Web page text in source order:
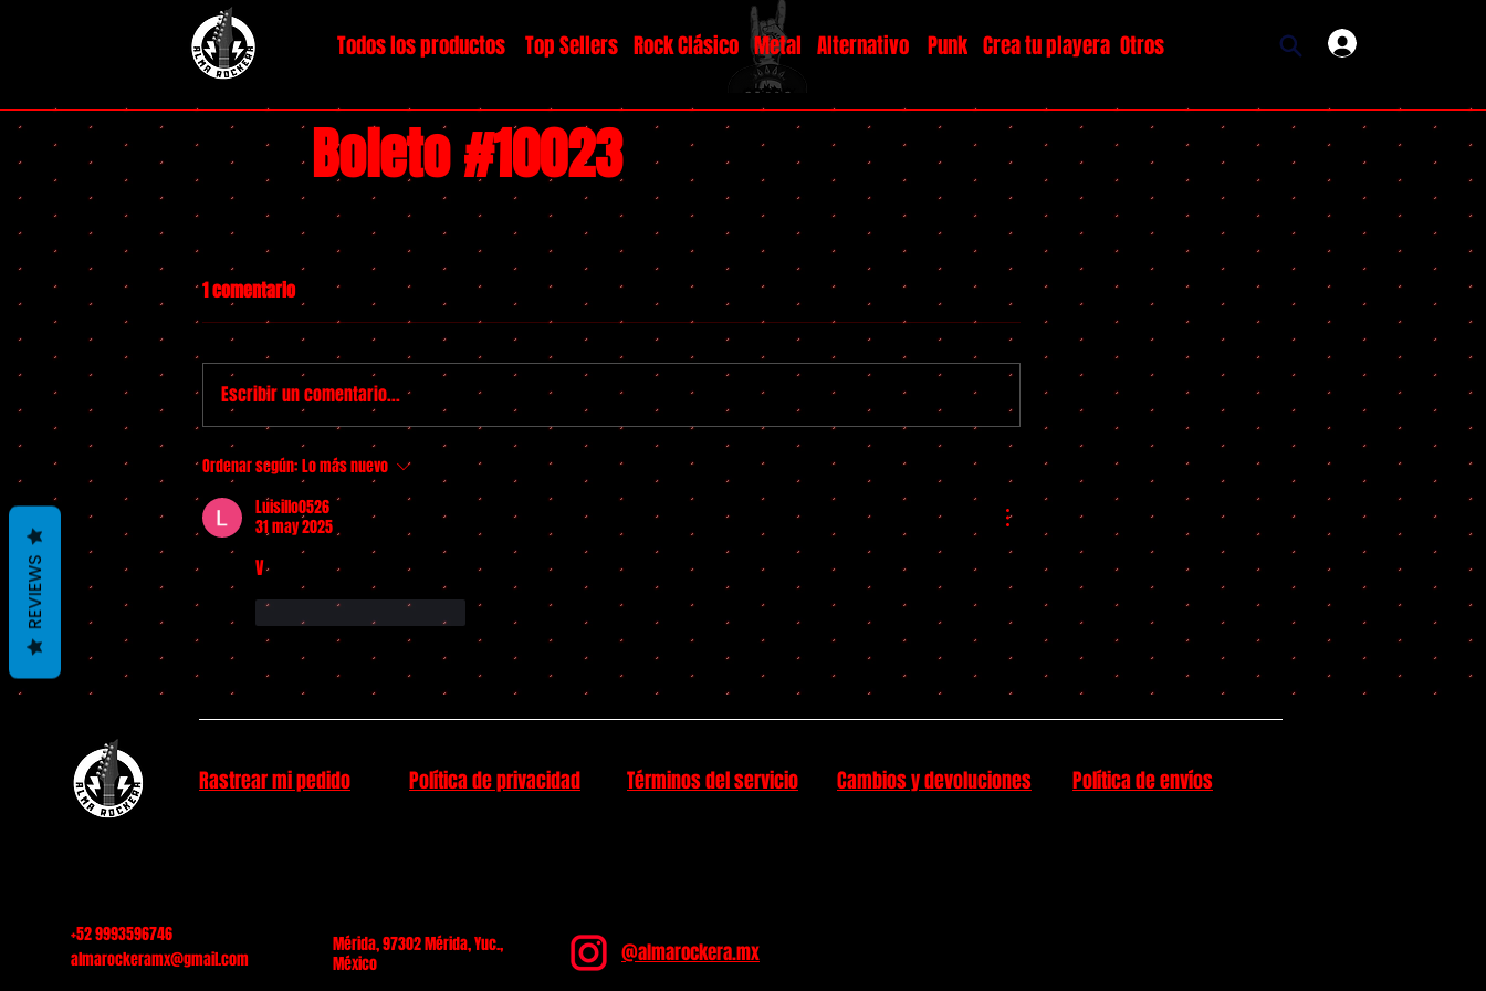
Top Sellers Rock Clásico Metal Alternativo Punk Crea tu playera Otros
Todos los productos
Boleto #10023
1 comentario
Escribir un comentario...
Ordenar según:Lo más nuevo
Luisillo0526
31 may 2025
V
Me gusta Reaccionar
Rastrear mi pedido Política de privacidad Términos del servicio Cambios y devoluciones Política de envíos
+52 9993596746
almarockeramx@gmail.com
Mérida, 97302 Mérida, Yuc.,
México
@almarockera.mx
REVIEWS